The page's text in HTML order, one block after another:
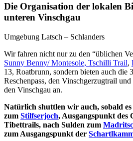
Die Organisation der lokalen
unteren Vinschgau
Umgebung Latsch – Schlanders
Wir fahren nicht nur zu den “üblichen
Sunny Benny/ Montesole, Tschilli Trail,
13, Roatbrunn, sondern bieten auch die
Reschenpass, den Vinschgerzugtrail und
den Vinschgau an.
Natürlich shuttlen wir auch, sobald es
zum Stilfserjoch, Ausgangspunkt des
Tibettrails, nach Sulden zum
zum Ausgangspunkt der